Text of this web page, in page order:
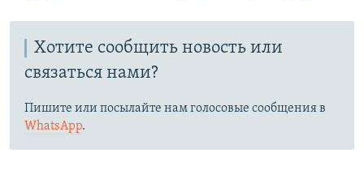
Хотите сообщить новость или
связаться нами?
Пишите или посылайте нам голосовые сообщения в
WhatsApp.